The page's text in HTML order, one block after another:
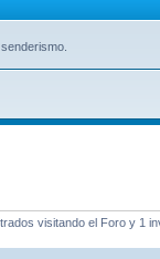
visitando el Foro y 1